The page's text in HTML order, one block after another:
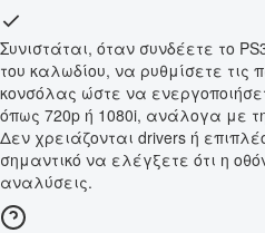
Συνιστάται, όταν συνδέετε το
του καλωδίου, να ρυθμίσετε τις
κονσόλας ώστε να
όπως 720p ή 1080i, ανάλογα με
Δεν χρειάζονται drivers ή
σημαντικό να ελέγξετε ότι η
αναλύσεις.